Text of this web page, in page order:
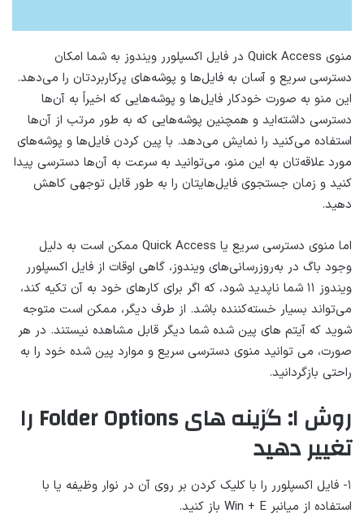
منوی Quick Access در فایل اکسپلورر ویندوز به شما امکان
دسترسی سریع و آسان به فایل‌ها و پوشه‌های پرکاربردتان را می‌دهد.
این منو به صورت خودکار فایل‌ها و پوشه‌هایی که اخیراً به آن‌ها
دسترسی داشته‌اید و همچنین پوشه‌هایی که به طور مرتب از آن‌ها
استفاده می‌کنید را نمایش می‌دهد. با پین کردن فایل‌ها و پوشه‌های
مورد علاقه‌تان به این منو، می‌توانید به سرعت به آن‌ها دسترسی پیدا
کنید و زمان جستجوی فایل‌هایتان را به طور قابل توجهی کاهش
دهید.
اما منوی دسترسی سریع یا Quick Access ممکن است به دلیل
وجود باگ در به‌روزرسانی‌های ویندوز، گاهی اوقات از فایل اکسپلورر
ویندوز ۱۱ شما ناپدید شود، که اگر برای کارهای خود به آن تکیه کند،
می‌تواند بسیار خسته‌کننده باشد. از طرف دیگر، ممکن است متوجه
شوید که آیتم های پین شده شما دیگر قابل مشاهده نیستند. در هر
صورت، می توانید منوی دسترسی سریع و موارد پین شده خود را به
راحتی بازگردانید.
روش ۱: گزینه های Folder Options را
تغییر دهید
۱- فایل اکسپلورر را با کلیک کردن بر روی آن در نوار وظیفه یا با
استفاده از میانبر Win + E باز کنید.